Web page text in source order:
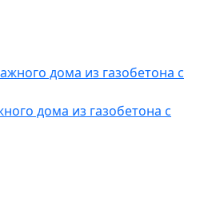
дома из газобетона с